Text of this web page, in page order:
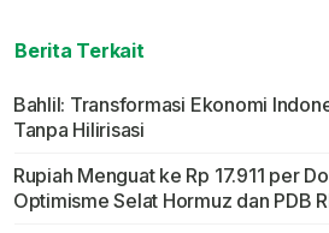
Berita Terkait
Bahlil: Transformasi Ekonomi
Tanpa Hilirisasi
Rupiah Menguat ke Rp 17.911 per
Optimisme Selat Hormuz dan PDB